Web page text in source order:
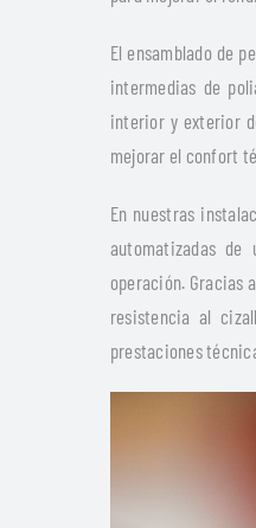
El ensamblado de
intermedias de
interior y exterior
mejorar el confort
En nuestras
automatizadas de
operación. Gracias
resistencia al
prestaciones